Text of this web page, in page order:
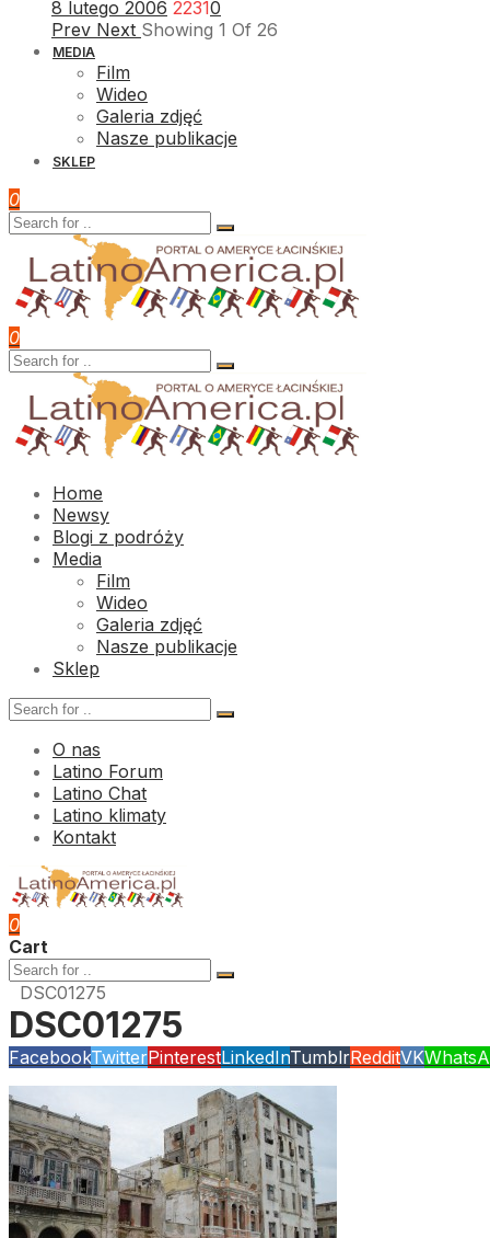
8 lutego 2006 22310
Prev Next Showing 1 Of 26
MEDIA
Film
Wideo
Galeria zdjęć
Nasze publikacje
SKLEP
0
0
Home
Newsy
Blogi z podróży
Media
Film
Wideo
Galeria zdjęć
Nasze publikacje
Sklep
O nas
Latino Forum
Latino Chat
Latino klimaty
Kontakt
0
Cart
DSC01275
DSC01275
FacebookTwitterPinterestLinkedInTumblrRedditVK